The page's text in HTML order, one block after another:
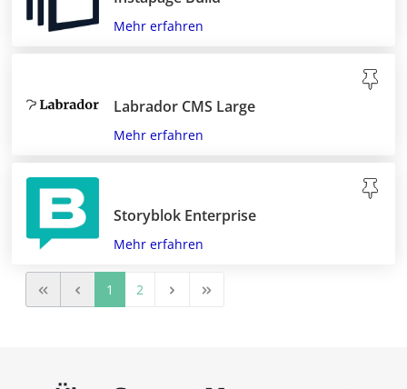
Mehr erfahren
Labrador CMS Large
Mehr erfahren
Storyblok Enterprise
Mehr erfahren
1 2